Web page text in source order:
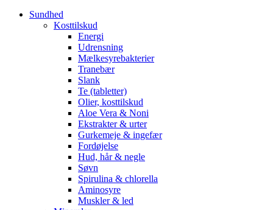
Sundhed
Kosttilskud
Energi
Udrensning
Mælkesyrebakterier
Tranebær
Slank
Te (tabletter)
Olier, kosttilskud
Aloe Vera & Noni
Ekstrakter & urter
Gurkemeje & ingefær
Fordøjelse
Hud, hår & negle
Søvn
Spirulina & chlorella
Aminosyre
Muskler & led